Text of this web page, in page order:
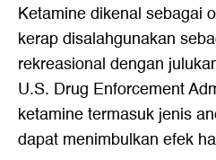
Ketamine dikenal sebagai
kerap disalahgunakan
rekreasional dengan
U.S. Drug Enforcement
ketamine termasuk jenis
dapat menimbulkan efek